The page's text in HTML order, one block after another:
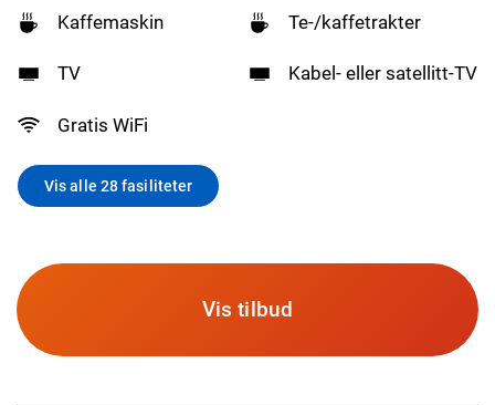
Kaffemaskin Te-/kaffetrakter
TV Kabel- eller satellitt-TV
Gratis WiFi
Vis alle 28 fasiliteter
Vis tilbud